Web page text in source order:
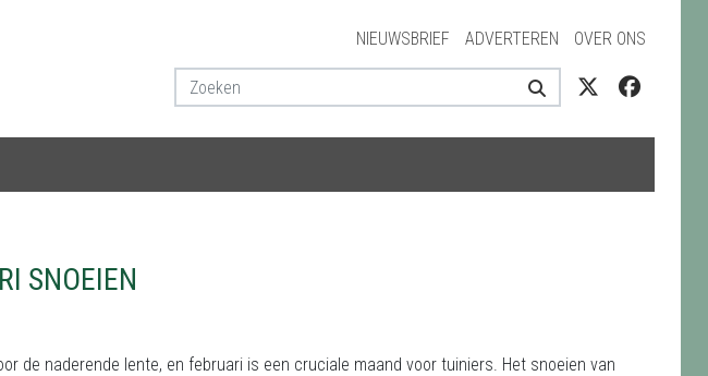
NIEUWSBRIEF ADVERTEREN OVER ONS
SNOEIEN
de naderende lente, en februari is een cruciale maand voor tuiniers. Het snoeien van